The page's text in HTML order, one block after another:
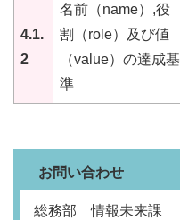
4.1.
2
名前（name）,役
割（role）及び値
（value）の達成基
準
お問い合わせ
総務部 情報未来課